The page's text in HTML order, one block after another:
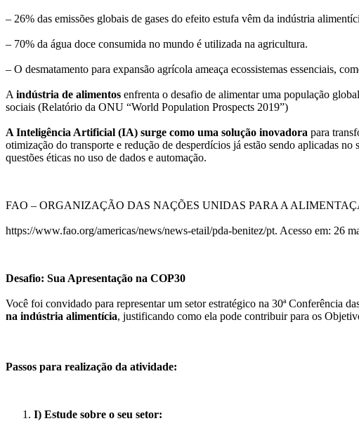
– 26% das emissões globais de gases do efeito estufa vêm da indústria
– 70% da água doce consumida no mundo é utilizada na agricultura.
– O desmatamento para expansão agrícola ameaça ecossistemas essenciais,
A indústria de alimentos enfrenta o desafio de alimentar uma população
sociais (Relatório da ONU “World Population Prospects 2019”)
A Inteligência Artificial (IA) surge como uma solução inovadora para
otimização do transporte e redução de desperdícios já estão sendo aplicadas
questões éticas no uso de dados e automação.
FAO – ORGANIZAÇÃO DAS NAÇÕES UNIDAS PARA A
https://www.fao.org/americas/news/news-etail/pda-benitez/pt. Acesso em: 26
Desafio: Sua Apresentação na COP30
Você foi convidado para representar um setor estratégico na 30ª Conferência
na indústria alimentícia, justificando como ela pode contribuir para os
Passos para realização da atividade:
I) Estude sobre o seu setor: